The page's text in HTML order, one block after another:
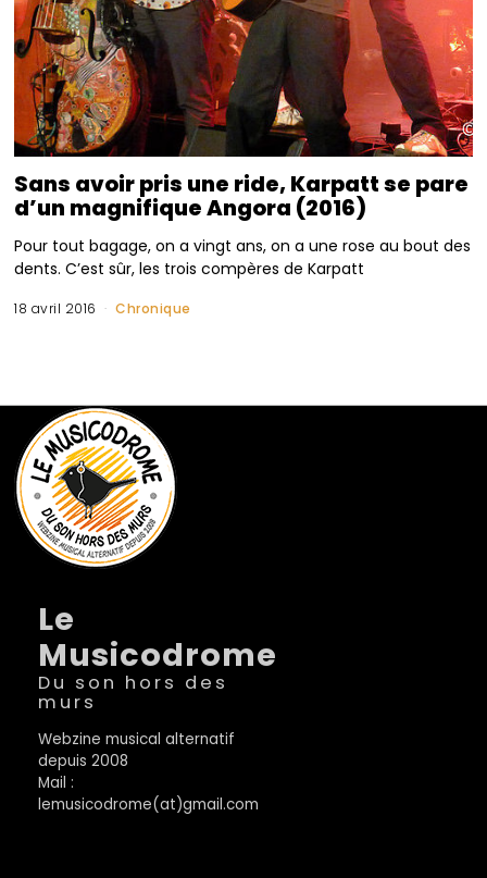
Sans avoir pris une ride, Karpatt se pare
d’un magnifique Angora (2016)
Pour tout bagage, on a vingt ans, on a une rose au bout des
dents. C’est sûr, les trois compères de Karpatt
18 avril 2016 Chronique
Le
Musicodrome
Du son hors des
murs
Webzine musical alternatif
depuis 2008
Mail :
lemusicodrome(at)gmail.com